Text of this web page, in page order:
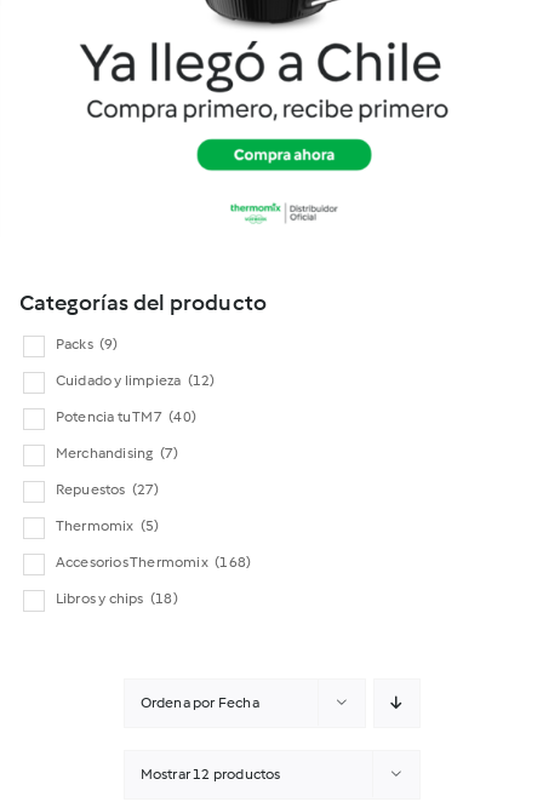
Cookidoo
Categorías del producto
Packs (9)
Cuidado y limpieza (12)
Potencia tu TM7 (40)
Merchandising (7)
Repuestos (27)
Thermomix (5)
Accesorios Thermomix (168)
Libros y chips (18)
Ordena por Fecha
Mostrar12 productos